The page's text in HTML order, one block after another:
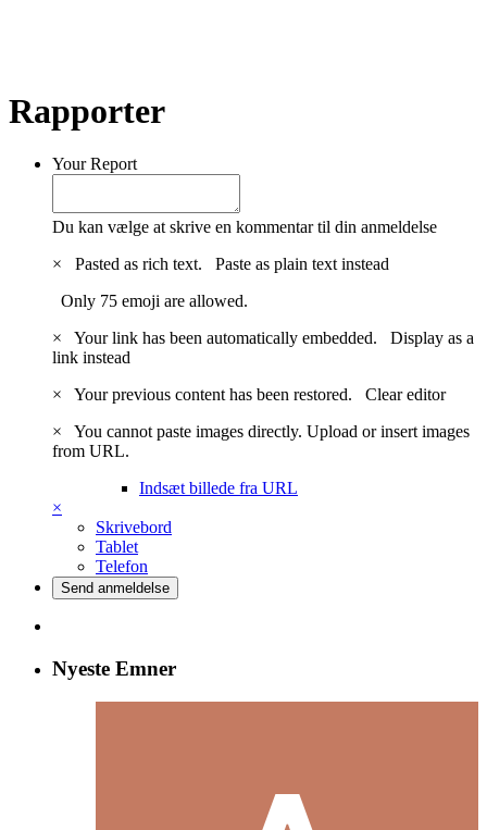
Rapporter
Your Report
Du kan vælge at skrive en kommentar til din anmeldelse
×
Pasted as rich text. Paste as plain text instead
Only 75 emoji are allowed.
×
Your link has been automatically embedded. Display as a
link instead
×
Your previous content has been restored. Clear editor
×
You cannot paste images directly. Upload or insert images
from URL.
Indsæt billede fra URL
×
Skrivebord
Tablet
Telefon
Send anmeldelse
Nyeste Emner